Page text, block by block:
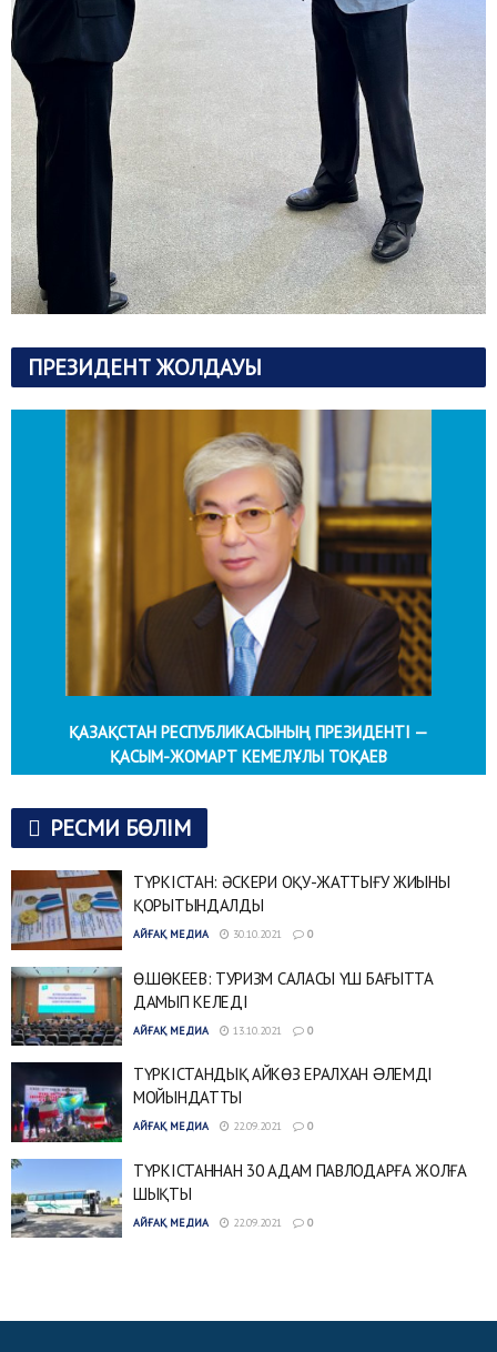
ПРЕЗИДЕНТ ЖОЛДАУЫ
ҚАЗАҚСТАН РЕСПУБЛИКАСЫНЫҢ ПРЕЗИДЕНТІ —
ҚАСЫМ-ЖОМАРТ КЕМЕЛҰЛЫ ТОҚАЕВ
РЕСМИ БӨЛІМ
ТҮРКІСТАН: ӘСКЕРИ ОҚУ-ЖАТТЫҒУ ЖИЫНЫ
ҚОРЫТЫНДАЛДЫ
АЙҒАҚ МЕДИА 30.10.2021 0
Ө.ШӨКЕЕВ: ТУРИЗМ САЛАСЫ ҮШ БАҒЫТТА
ДАМЫП КЕЛЕДІ
АЙҒАҚ МЕДИА 13.10.2021 0
ТҮРКІСТАНДЫҚ АЙКӨЗ ЕРАЛХАН ƏЛЕМДІ
МОЙЫНДАТТЫ
АЙҒАҚ МЕДИА 22.09.2021 0
ТҮРКІСТАННАН 30 АДАМ ПАВЛОДАРҒА ЖОЛҒА
ШЫҚТЫ
АЙҒАҚ МЕДИА 22.09.2021 0